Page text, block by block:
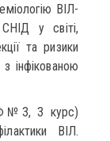
ВІЛ-
у світі,
та ризики
інфікованою
3 курс)
ВІЛ.